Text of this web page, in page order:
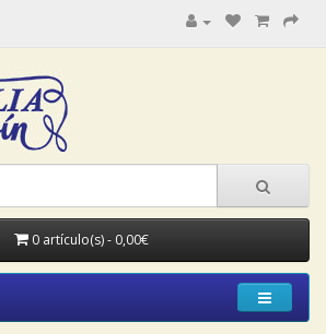
0 artículo(s) - 0,00€